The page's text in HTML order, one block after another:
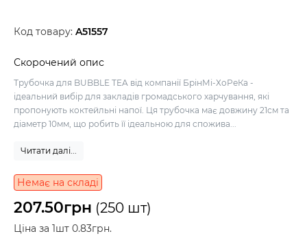
Код товару: A51557
Скорочений опис
Трубочка для BUBBLE TEA від компанії БрінМі-ХоРеКа -
ідеальний вибір для закладів громадського харчування, які
пропонують коктейльні напої. Ця трубочка має довжину 21см та
діаметр 10мм, що робить її ідеальною для спожива...
Читати далі...
Немає на складі
207.50грн (250 шт)
Ціна за 1шт 0.83грн.